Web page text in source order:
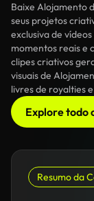
Baixe Alojamento
seus projetos
exclusiva de
momentos reais e
clipes criativos
visuais de
livres de royalties
Explore todo
Resumo da